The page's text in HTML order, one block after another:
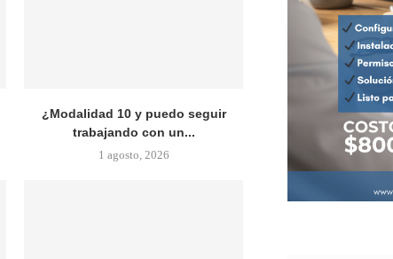
¿Modalidad 10 y puedo seguir
trabajando con un...
1 agosto, 2026